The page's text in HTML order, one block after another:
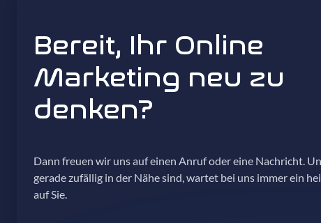
Bereit, Ihr Online
Marketing neu zu
denken?
Dann freuen wir uns auf einen Anruf oder eine Nachricht.
gerade zufällig in der Nähe sind, wartet bei uns immer ein
auf Sie.